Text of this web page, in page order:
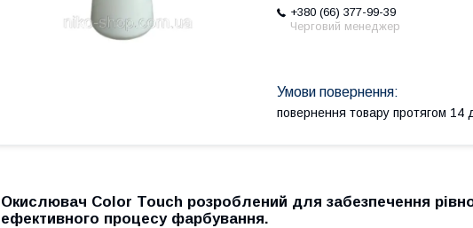
+380 (66) 377-99-39
Черговий менеджер
повернення товару протягом 14
Окислювач Color Touch розроблений для забезпечення
ефективного процесу фарбування.